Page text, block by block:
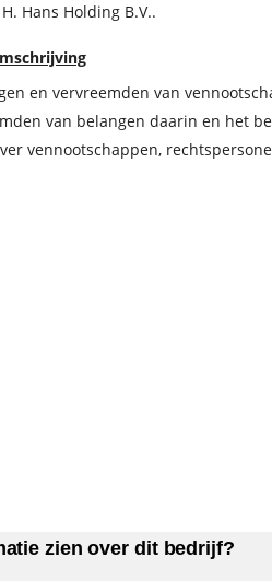
Hans Holding B.V..
en vervreemden van
van belangen daarin en het
vennootschappen,
zien over dit bedrijf?